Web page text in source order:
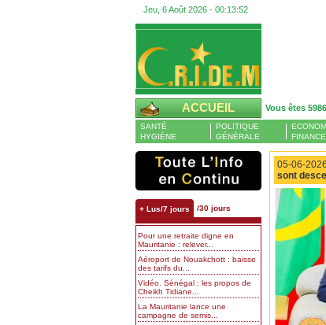
Jeu, 6 Août 2026 - 00:13:53
ACCUEIL Vous êtes
SANTÉ
HYGIÈNE
POLITIQUE
GÉNÉRALE
FINANCE
+ Lus/7 jours /30 jours
Pour une retraite digne en
Mauritanie : relever...
Aéroport de Nouakchott : baisse
des tarifs du...
Vidéo. Sénégal : les propos de
Cheikh Tidiane...
La Mauritanie lance une
campagne de semis...
05-06-
sont